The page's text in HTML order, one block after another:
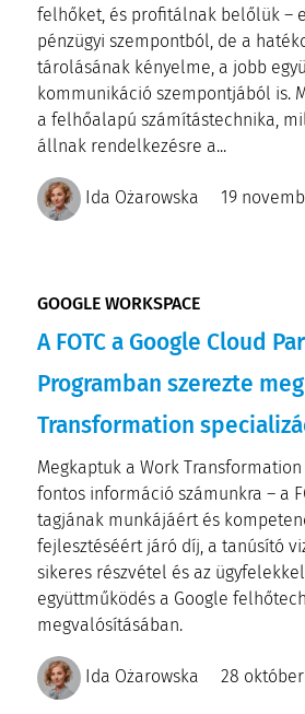
felhőket, és profitálnak belőlük –
pénzügyi szempontból, de a
tárolásának kényelme, a jobb
kommunikáció szempontjából is.
a felhőalapú számítástechnika,
állnak rendelkezésre a...
Ida Ożarowska 19
GOOGLE WORKSPACE
A FOTC a Google Cloud
Programban szerezte
Transformation
Megkaptuk a Work
fontos információ számunkra – a
tagjának munkájáért és
fejlesztéséért járó díj, a tanúsító
sikeres részvétel és az
együttműködés a Google
megvalósításában.
Ida Ożarowska 28